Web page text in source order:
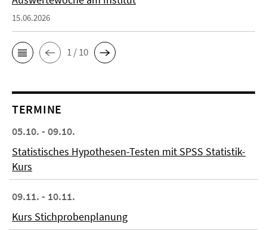
15.06.2026
1 / 10
TERMINE
05.10. - 09.10.
Statistisches Hypothesen-Testen mit SPSS Statistik-
Kurs
09.11. - 10.11.
Kurs Stichprobenplanung